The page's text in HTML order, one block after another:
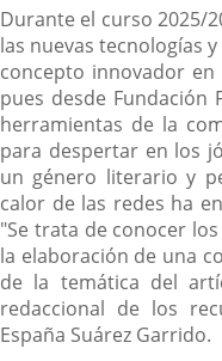
Durante el curso 2025/
las nuevas tecnologías
concepto innovador
pues desde Fundación
herramientas de la
para despertar en los
un género literario y
calor de las redes ha
"Se trata de conocer
la elaboración de una
de la temática del
redaccional de los
España Suárez Garrido.